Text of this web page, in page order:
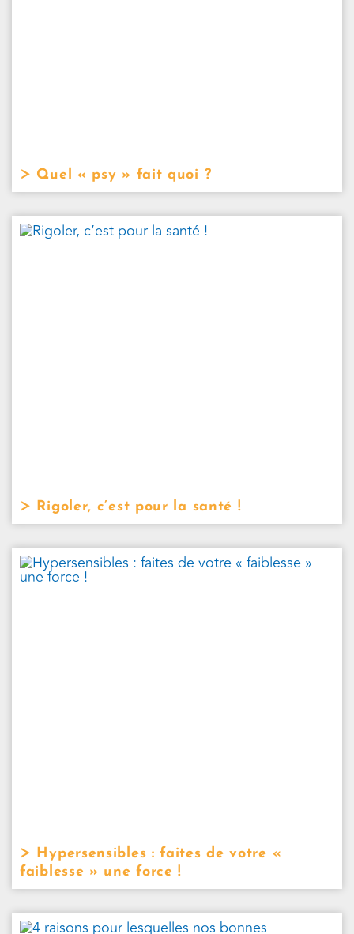
Quel « psy » fait quoi ?
Rigoler, c’est pour la santé !
Hypersensibles : faites de votre «
faiblesse » une force !